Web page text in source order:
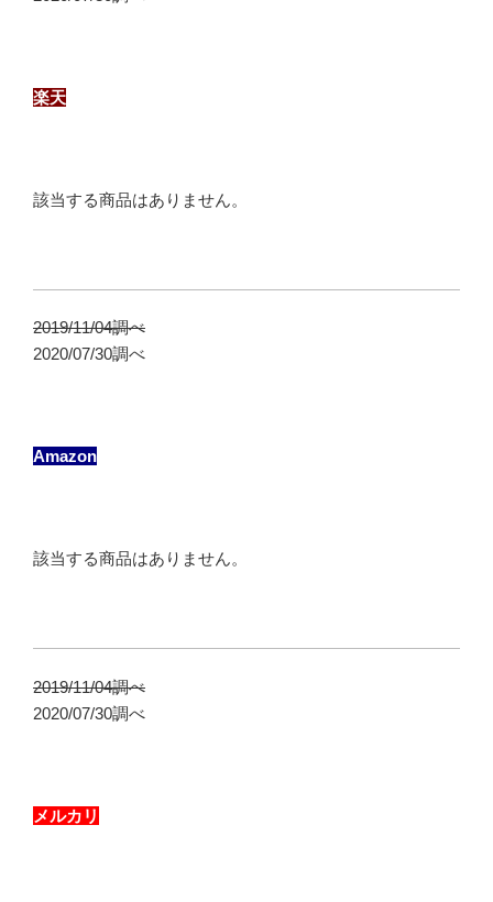
楽天
該当する商品はありません。
2019/11/04調べ
2020/07/30調べ
Amazon
該当する商品はありません。
2019/11/04調べ
2020/07/30調べ
メルカリ